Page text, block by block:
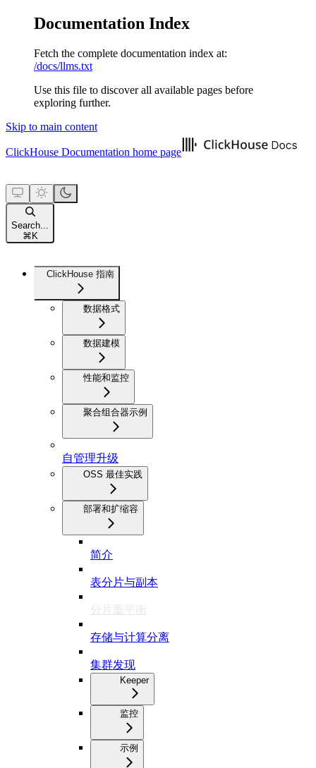
Documentation Index
Fetch the complete documentation index at:
/docs/llms.txt
Use this file to discover all available pages before
exploring further.
Skip to main content
ClickHouse Documentation home page
Search...
⌘ K
ClickHouse 指南
数据格式
数据建模
性能和监控
聚合组合器示例
自管理升级
OSS 最佳实践
部署和扩缩容
简介
表分片与副本
分片重平衡
存储与计算分离
集群发现
Keeper
监控
示例